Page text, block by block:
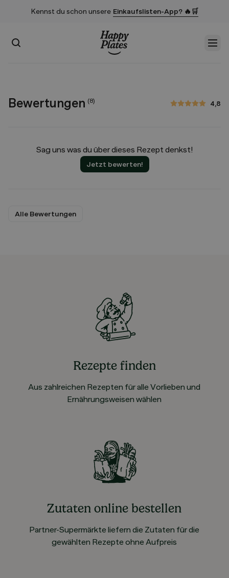
Kennst du schon unsere Einkaufslisten-App? 🔥🛒
Suchen
Bewertungen (8) 4,8
4,8 von 5 Sternen
Sag uns was du über dieses Rezept denkst!
Jetzt bewerten!
Alle Bewertungen
Rezepte finden
Aus zahlreichen Rezepten für alle Vorlieben und
Ernährungsweisen wählen
Zutaten online bestellen
Partner-Supermärkte liefern die Zutaten für die
gewählten Rezepte ohne Aufpreis